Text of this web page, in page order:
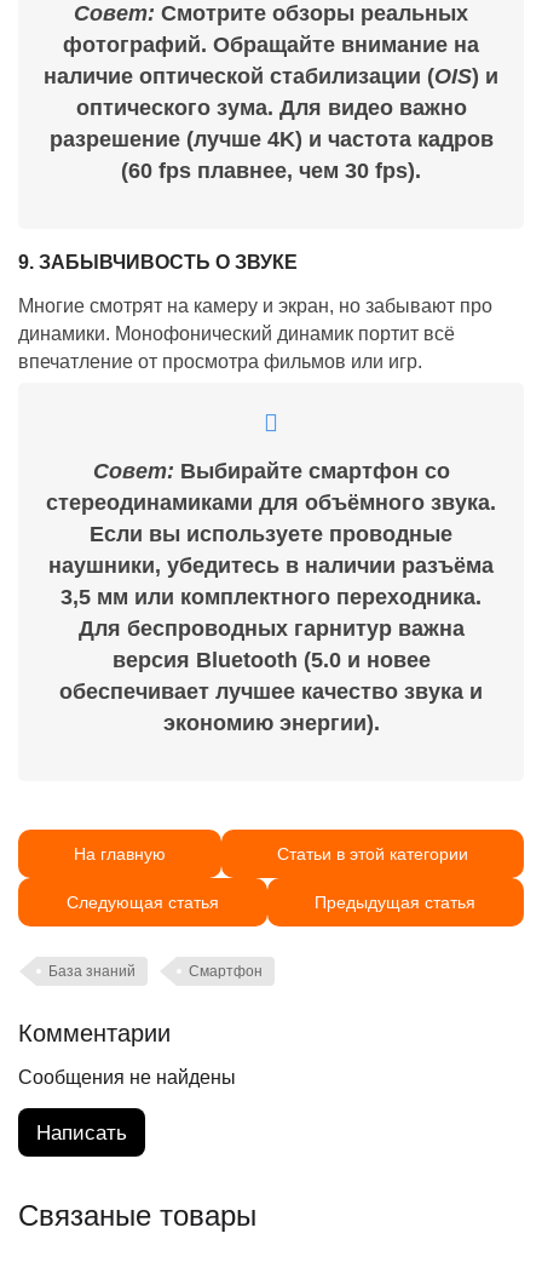
Совет: Смотрите обзоры реальных
фотографий. Обращайте внимание на
наличие оптической стабилизации (OIS) и
оптического зума. Для видео важно
разрешение (лучше 4K) и частота кадров
(60 fps плавнее, чем 30 fps).
9. ЗАБЫВЧИВОСТЬ О ЗВУКЕ
Многие смотрят на камеру и экран, но забывают про
динамики. Монофонический динамик портит всё
впечатление от просмотра фильмов или игр.
Совет: Выбирайте смартфон со
стереодинамиками для объёмного звука.
Если вы используете проводные
наушники, убедитесь в наличии разъёма
3,5 мм или комплектного переходника.
Для беспроводных гарнитур важна
версия Bluetooth (5.0 и новее
обеспечивает лучшее качество звука и
экономию энергии).
На главную Статьи в этой категории
Следующая статья Предыдущая статья
База знаний Смартфон
Комментарии
Сообщения не найдены
Написать
Связаные товары